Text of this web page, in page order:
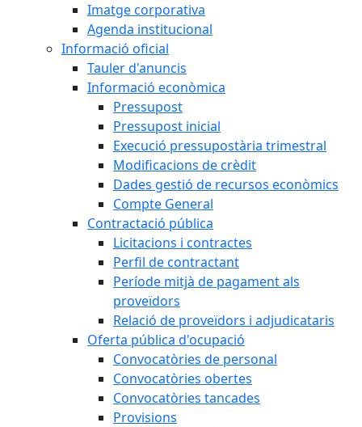
Imatge corporativa
Agenda institucional
Informació oficial
Tauler d'anuncis
Informació econòmica
Pressupost
Pressupost inicial
Execució pressupostària trimestral
Modificacions de crèdit
Dades gestió de recursos econòmics
Compte General
Contractació pública
Licitacions i contractes
Perfil de contractant
Període mitjà de pagament als
proveïdors
Relació de proveïdors i adjudicataris
Oferta pública d'ocupació
Convocatòries de personal
Convocatòries obertes
Convocatòries tancades
Provisions